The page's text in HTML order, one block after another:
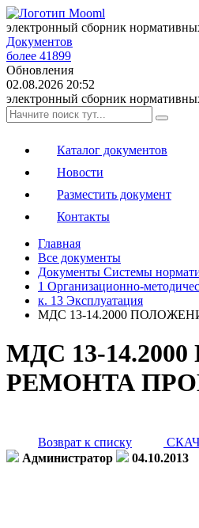
электронный сборник
Документов
более 41899
Обновления
02.08.2026 20:52
электронный сборник
Каталог документов
Новости
Разместить документ
Контакты
Главная
Все документы
Документы Системы
1 Организационно-
к. 13 Эксплуатация
МДС 13-14.2000
МДС 13-
РЕМОНТА
Возврат к списку
Администратор
04.10.2013